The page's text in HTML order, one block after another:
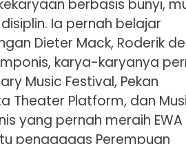
berbasis bunyi,
Ia pernah belajar
Dieter Mack, Roderik de
karya-karyanya
Music Festival, Pekan
Theater Platform, dan
yang pernah meraih EWA
penggagas Perempuan